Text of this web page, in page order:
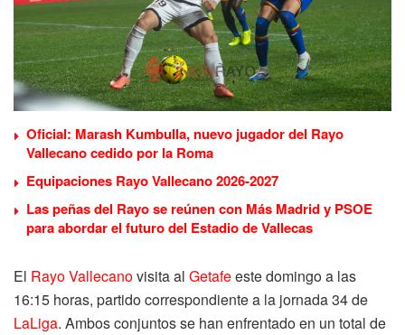
Oficial: Marash Kumbulla, nuevo jugador del Rayo
Vallecano cedido por la Roma
Equipaciones Rayo Vallecano 2026-2027
Las peñas del Rayo se reúnen con Más Madrid y PSOE
para abordar el futuro del Estadio de Vallecas
El Rayo Vallecanovisita al Getafeeste domingo a las
16:15 horas, partido correspondiente a la jornada 34 de
LaLiga. Ambos conjuntos se han enfrentado en un total de